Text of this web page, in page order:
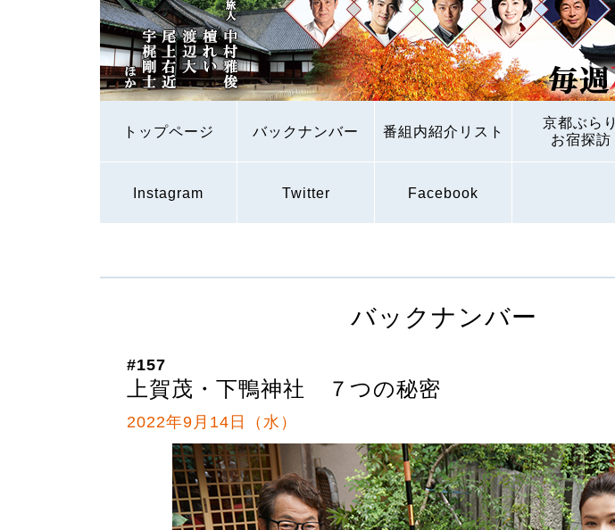
トップページ バックナンバー 番組内紹介リスト
京都ぶらり
お宿探訪
Instagram Twitter Facebook
バックナンバー
#157
上賀茂・下鴨神社 ７つの秘密
2022年9月14日（水）